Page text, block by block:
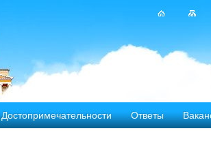
Достопримечательности Ответы